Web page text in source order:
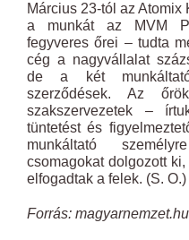
Március 23-tól az
a munkát az MVM
fegyveres őrei – tudta
cég a nagyvállalat
de a két
szerződések. Az
szakszervezetek –
tüntetést és
munkáltató
csomagokat dolgozott
elfogadtak a felek. (S. O.)
Forrás: magyarnemzet.hu